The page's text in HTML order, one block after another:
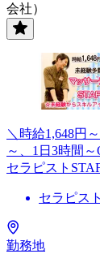
会社）
＼時給1,648円
～、1日3時間
セラピスト
セラピスト
勤務地